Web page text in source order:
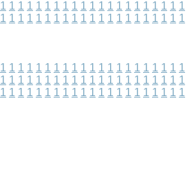
1 1 1 1 1 1 1 1 1 1 1 1 1 1 1 1 1 1 1 1 1
1 1 1 1 1 1 1 1 1 1 1 1 1 1 1 1 1 1 1 1 1
1 1 1 1 1 1 1 1 1 1 1 1 1 1 1 1 1 1 1 1 1
1 1 1 1 1 1 1 1 1 1 1 1 1 1 1 1 1 1 1 1 1
1 1 1 1 1 1 1 1 1 1 1 1 1 1 1 1 1 1 1 1 1